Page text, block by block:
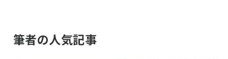
筆者の人気記事